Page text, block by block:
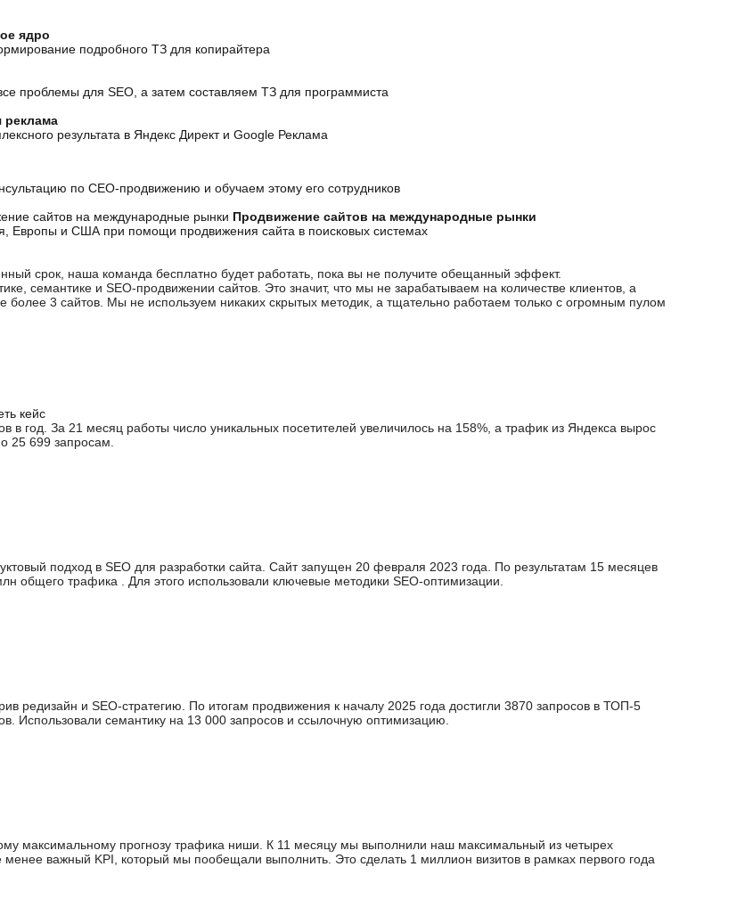
ядро
подробного ТЗ для копирайтера
проблемы для SEO, а затем составляем ТЗ для программиста
реклама
результата в Яндекс Директ и Google Реклама
по СЕО-продвижению и обучаем этому его сотрудников
Продвижение сайтов на международные рынки
Европы и США при помощи продвижения сайта в поисковых системах
срок, наша команда бесплатно будет работать, пока вы не получите обещанный эффект.
семантике и SEO-продвижении сайтов. Это значит, что мы не зарабатываем на количестве клиентов, а
3 сайтов. Мы не используем никаких скрытых методик, а тщательно работаем только с огромным пулом
кейс
в год. За 21 месяц работы число уникальных посетителей увеличилось на 158%, а трафик из Яндекса вырос
25 699 запросам.
подход в SEO для разработки сайта. Сайт запущен 20 февраля 2023 года. По результатам 15 месяцев
общего трафика . Для этого использовали ключевые методики SEO-оптимизации.
редизайн и SEO-стратегию. По итогам продвижения к началу 2025 года достигли 3870 запросов в ТОП-5
Использовали семантику на 13 000 запросов и ссылочную оптимизацию.
максимальному прогнозу трафика ниши. К 11 месяцу мы выполнили наш максимальный из четырех
важный KPI, который мы пообещали выполнить. Это сделать 1 миллион визитов в рамках первого года